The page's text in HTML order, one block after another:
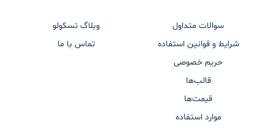
سوالات متداول
شرایط و قوانین استفاده
حریم خصوصی
وبلاگ تسکولو
تماس با ما
قالب‌ها
قیمت‌ها
موارد استفاده